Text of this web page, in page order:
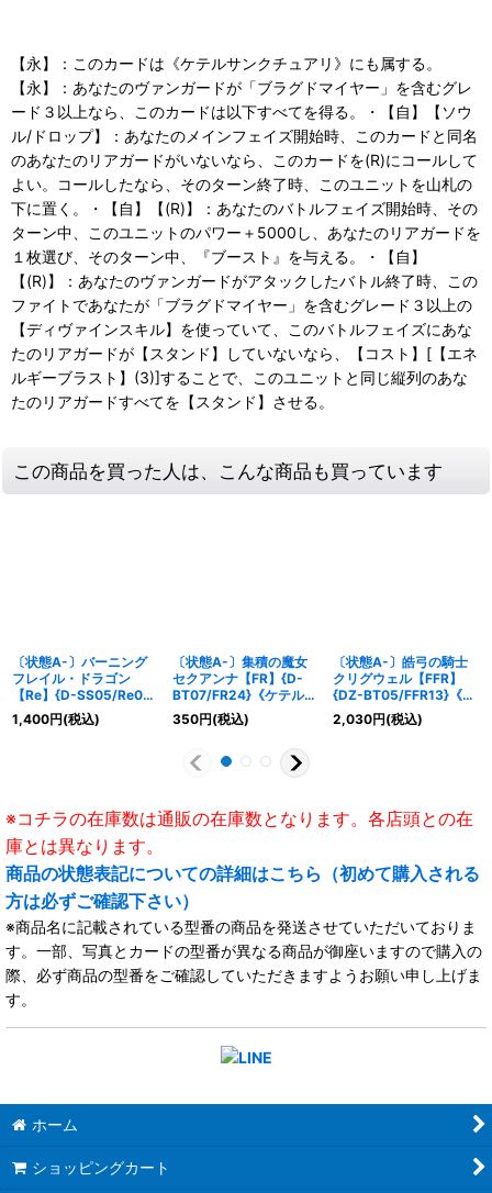
【永】：このカードは《ケテルサンクチュアリ》にも属する。
【永】：あなたのヴァンガードが「ブラグドマイヤー」を含むグレ
ード３以上なら、このカードは以下すべてを得る。・【自】【ソウ
ル/ドロップ】：あなたのメインフェイズ開始時、このカードと同名
のあなたのリアガードがいないなら、このカードを(R)にコールして
よい。コールしたなら、そのターン終了時、このユニットを山札の
下に置く。・【自】【(R)】：あなたのバトルフェイズ開始時、その
ターン中、このユニットのパワー＋5000し、あなたのリアガードを
１枚選び、そのターン中、『ブースト』を与える。・【自】
【(R)】：あなたのヴァンガードがアタックしたバトル終了時、この
ファイトであなたが「ブラグドマイヤー」を含むグレード３以上の
【ディヴァインスキル】を使っていて、このバトルフェイズにあな
たのリアガードが【スタンド】していないなら、【コスト】[【エネ
ルギーブラスト】(3)]することで、このユニットと同じ縦列のあな
たのリアガードすべてを【スタンド】させる。
この商品を買った人は、こんな商品も買っています
〔状態A-〕バーニング
フレイル・ドラゴン
【Re】{D-SS05/Re05}
《ドラゴンエンパイア》
1,400円(税込)
〔状態A-〕集積の魔女
セクアンナ【FR】{D-
BT07/FR24}《ケテルサ
ンクチュアリ》
350円(税込)
〔状態A-〕皓弓の騎士
クリグウェル【FFR】
{DZ-BT05/FFR13}《ケ
テルサンクチュアリ》
2,030円(税込)
※コチラの在庫数は通販の在庫数となります。各店頭との在
庫とは異なります。
商品の状態表記についての詳細はこちら（初めて購入される
方は必ずご確認下さい）
※商品名に記載されている型番の商品を発送させていただいておりま
す。一部、写真とカードの型番が異なる商品が御座いますので購入の
際、必ず商品の型番をご確認していただきますようお願い申し上げま
す。
ホーム
ショッピングカート